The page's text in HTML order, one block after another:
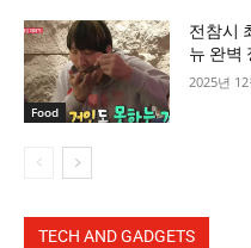
Food
전참시
뉴 완벽
2025년
TECH AND GADGETS